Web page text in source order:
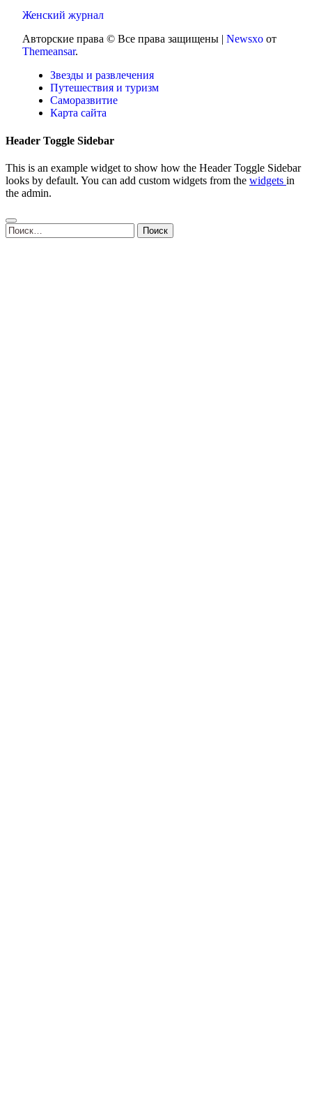
Женский журнал
Авторские права © Все права защищены | Newsxo от
Themeansar.
Звезды и развлечения
Путешествия и туризм
Саморазвитие
Карта сайта
Header Toggle Sidebar
This is an example widget to show how the Header Toggle Sidebar
looks by default. You can add custom widgets from the widgets in
the admin.
Найти: